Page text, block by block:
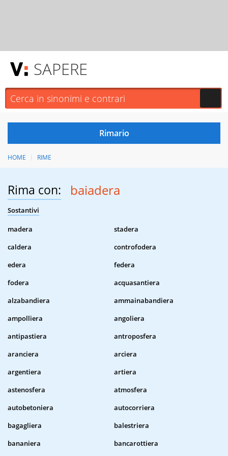
SAPERE
HOME RIME
Rima con: baiadera
Sostantivi
madera
stadera
caldera
controfodera
edera
federa
fodera
acquasantiera
alzabandiera
ammainabandiera
ampolliera
angoliera
antipastiera
antroposfera
aranciera
arciera
argentiera
artiera
astenosfera
atmosfera
autobetoniera
autocorriera
bagagliera
balestriera
bananiera
bancarottiera